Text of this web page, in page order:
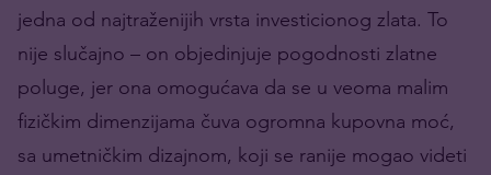
jedna od najtraženijih vrsta investicionog zlata. To
nije slučajno – on objedinjuje pogodnosti zlatne
poluge, jer ona omogućava da se u veoma malim
fizičkim dimenzijama čuva ogromna kupovna moć,
sa umetničkim dizajnom, koji se ranije mogao videti